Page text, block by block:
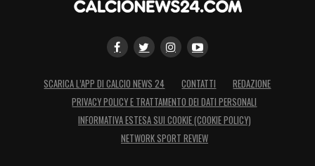
SCARICA L’APP DI CALCIO NEWS 24 CONTATTI
REDAZIONE
PRIVACY POLICY E TRATTAMENTO DEI DATI PERSONALI
INFORMATIVA ESTESA SUI COOKIE (COOKIE POLICY)
NETWORK SPORT REVIEW